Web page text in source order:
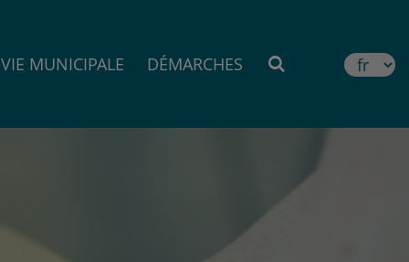
VIE MUNICIPALE DÉMARCHES MOTEUR DE